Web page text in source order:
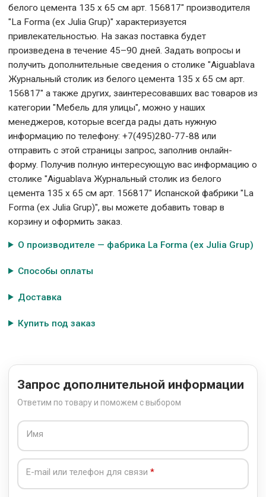
белого цемента 135 x 65 см арт. 156817" производителя
"La Forma (ех Julia Grup)" характеризуется
привлекательностью. На заказ поставка будет
произведена в течение 45–90 дней. Задать вопросы и
получить дополнительные сведения о столике "Aiguablava
Журнальный столик из белого цемента 135 x 65 см арт.
156817" а также других, заинтересовавших вас товаров из
категории "Мебель для улицы", можно у наших
менеджеров, которые всегда рады дать нужную
информацию по телефону: +7(495)280-77-88 или
отправить с этой страницы запрос, заполнив онлайн-
форму. Получив полную интересующую вас информацию о
столике "Aiguablava Журнальный столик из белого
цемента 135 x 65 см арт. 156817" Испанской фабрики "La
Forma (ех Julia Grup)", вы можете добавить товар в
корзину и оформить заказ.
О производителе — фабрика La Forma (ех Julia Grup)
Способы оплаты
Доставка
Купить под заказ
Запрос дополнительной информации
Ответим по товару и поможем с выбором
Имя
E-mail или телефон для связи